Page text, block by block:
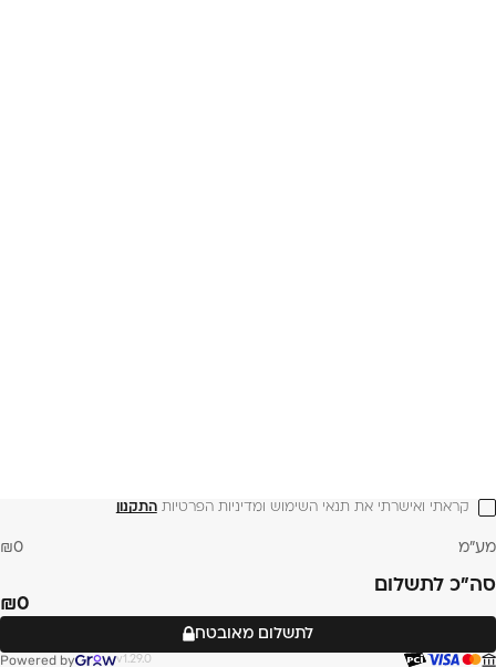
קראתי ואישרתי את תנאי השימוש ומדיניות הפרטיות התקנון
מע״מ 0
סה״כ לתשלום
0
לתשלום מאובטח
Powered by v1.29.0